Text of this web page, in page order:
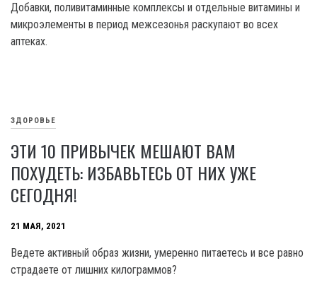
Добавки, поливитаминные комплексы и отдельные витамины и
микроэлементы в период межсезонья раскупают во всех
аптеках.
ЗДОРОВЬЕ
ЭТИ 10 ПРИВЫЧЕК МЕШАЮТ ВАМ
ПОХУДЕТЬ: ИЗБАВЬТЕСЬ ОТ НИХ УЖЕ
СЕГОДНЯ!
21 МАЯ, 2021
Ведете активный образ жизни, умеренно питаетесь и все равно
страдаете от лишних килограммов?